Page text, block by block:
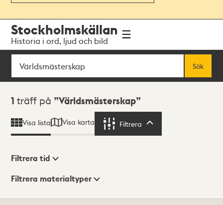
navigationen
huvudinnehållet
Stockholmskällan
Historia i ord, ljud och bild
Sök
Sök
Sökresultat
1 träff på Världsmästerskap
Visa lista Visa karta Filtrera
Visningsläge
Filtrera tid
Filtrera materialtyper